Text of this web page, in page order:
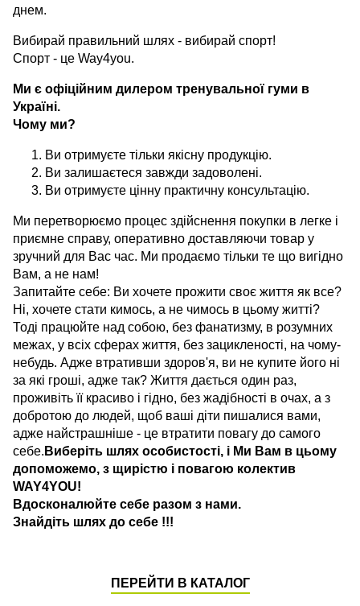
днем.
Вибирай правильний шлях - вибирай спорт!
Спорт - це Way4you.
Ми є офіційним дилером тренувальної гуми в
Україні.
Чому ми?
Ви отримуєте тільки якісну продукцію.
Ви залишаєтеся завжди задоволені.
Ви отримуєте цінну практичну консультацію.
Ми перетворюємо процес здійснення покупки в легке і
приємне справу, оперативно доставляючи товар у
зручний для Вас час. Ми продаємо тільки те що вигідно
Вам, а не нам!
Запитайте себе: Ви хочете прожити своє життя як все?
Ні, хочете стати кимось, а не чимось в цьому житті?
Тоді працюйте над собою, без фанатизму, в розумних
межах, у всіх сферах життя, без зацикленості, на чому-
небудь. Адже втративши здоров'я, ви не купите його ні
за які гроші, адже так? Життя дається один раз,
проживіть її красиво і гідно, без жадібності в очах, а з
добротою до людей, щоб ваші діти пишалися вами,
адже найстрашніше - це втратити повагу до самого
себе. Виберіть шлях особистості, і Ми Вам в цьому
допоможемо, з щирістю і повагою колектив
WAY4YOU!
Вдосконалюйте себе разом з нами.
Знайдіть шлях до себе !!!
ПЕРЕЙТИ В КАТАЛОГ